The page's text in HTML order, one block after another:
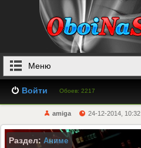
Меню
Войти Обоев: 2217
amiga 24-12-2014, 10:32
Раздел: Аниме